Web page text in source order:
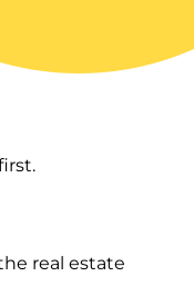
real estate